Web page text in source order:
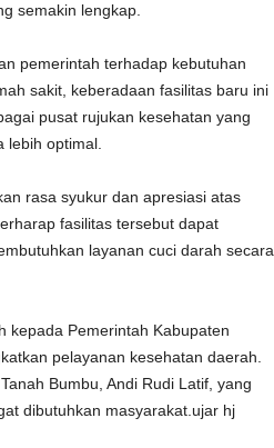
semakin lengkap.
pemerintah terhadap kebutuhan
sakit, keberadaan fasilitas baru ini
pusat rujukan kesehatan yang
lebih optimal.
rasa syukur dan apresiasi atas
fasilitas tersebut dapat
layanan cuci darah secara
kepada Pemerintah Kabupaten
pelayanan kesehatan daerah.
Bumbu, Andi Rudi Latif, yang
dibutuhkan masyarakat.ujar hj